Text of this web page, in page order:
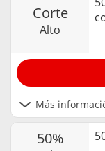
corte
alto
Más
50%